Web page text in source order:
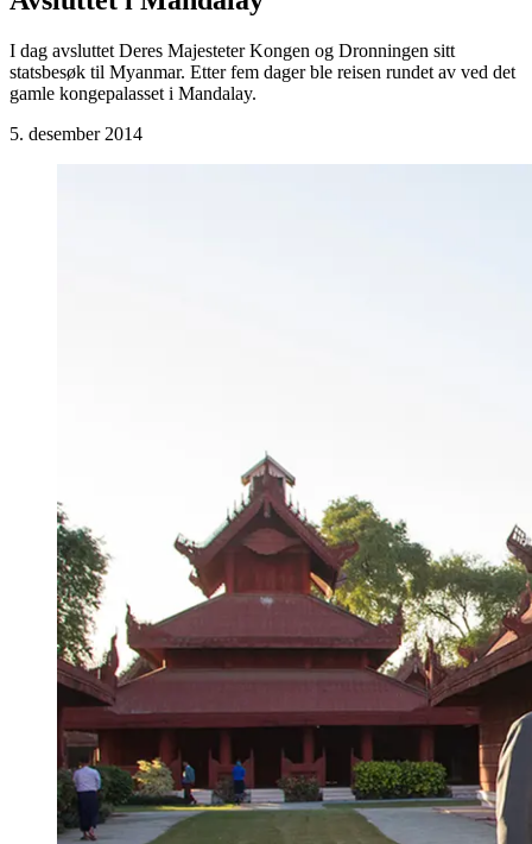
I dag avsluttet Deres Majesteter Kongen og Dronningen sitt
statsbesøk til Myanmar. Etter fem dager ble reisen rundet av ved det
gamle kongepalasset i Mandalay.
5. desember 2014